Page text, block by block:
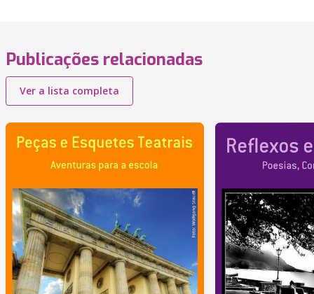
Publicações relacionadas
Ver a lista completa